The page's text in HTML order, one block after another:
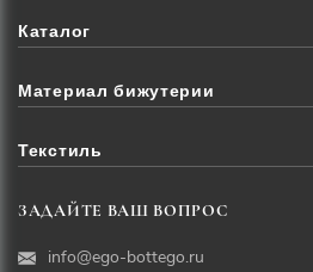
Каталог
Материал бижутерии
Текстиль
ЗАДАЙТЕ ВАШ ВОПРОС
info@ego-bottego.ru